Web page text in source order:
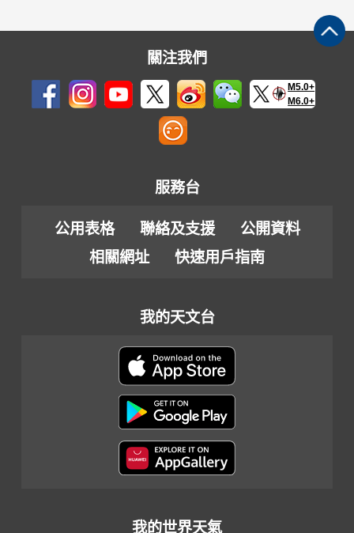
關注我們
M5.0+
M6.0+
服務台
公用表格 聯絡及支援
公開資料
相關網址
快速用戶指南
我的天文台
我的世界天氣